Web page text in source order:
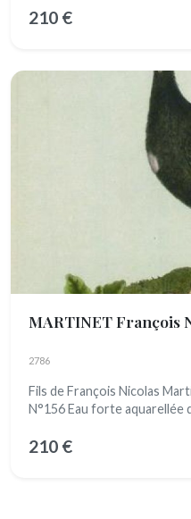
210 €
MARTINET François
2786
Fils de François Nicolas
N°156 Eau forte aquarellée
210 €